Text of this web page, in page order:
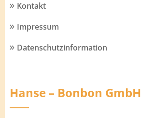
Kontakt
Impressum
Datenschutzinformation
Hanse – Bonbon GmbH